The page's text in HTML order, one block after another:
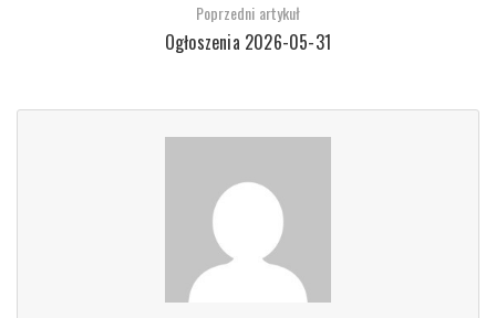
Poprzedni artykuł
Ogłoszenia 2026-05-31